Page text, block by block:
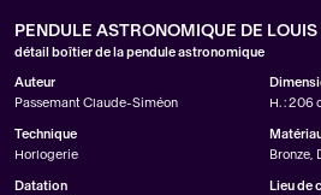
PENDULE ASTRONOMIQUE DE LOUIS
détail boîtier de la pendule astronomique
Auteur
Passemant Claude-Siméon
H. : 206
Technique
Horlogerie
Bronze,
Datation
Lieu de